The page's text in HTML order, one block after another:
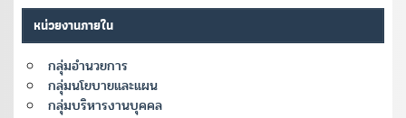
หน่วยงานภายใน
กลุ่มอำนวยการ
กลุ่มนโยบายและแผน
กลุ่มบริหารงานบุคคล